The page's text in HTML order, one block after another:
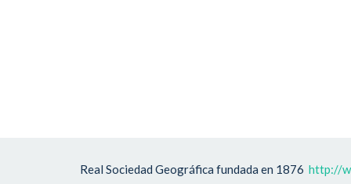
Real Sociedad Geográfica fundada en 1876 http://